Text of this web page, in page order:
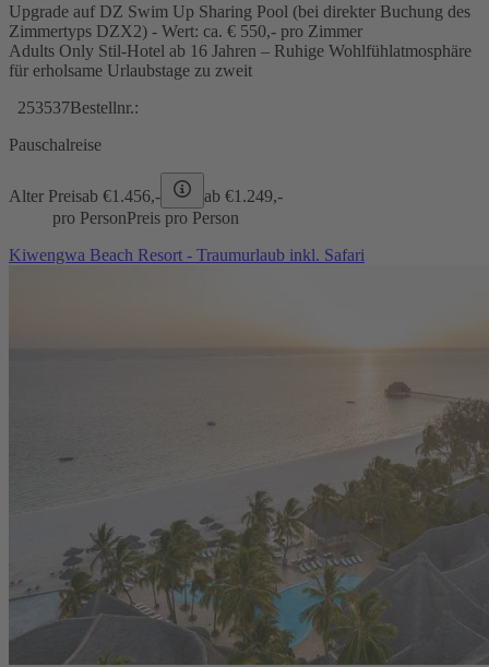
Upgrade auf DZ Swim Up Sharing Pool (bei direkter Buchung des
Zimmertyps DZX2) - Wert: ca. € 550,- pro Zimmer
Adults Only Stil-Hotel ab 16 Jahren – Ruhige Wohlfühlatmosphäre
für erholsame Urlaubstage zu zweit
253537Bestellnr.:
Pauschalreise
Alter Preisab €1.456,- ab €1.249,-
pro PersonPreis pro Person
Kiwengwa Beach Resort - Traumurlaub inkl. Safari